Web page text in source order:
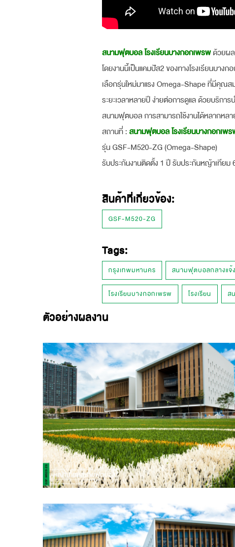
สนามฟุตบอล โรงเรียนบางกอกเพรพด้วยผล
โดยงานนี้เป็นแคมปัส2 ของทางโรงเรียนบาง
เลือกรุ่นใหม่มาแรง Omega-Shape ที่มีคุณ
ระยะเวลาหลายปี ง่ายต่อการดูแล ด้วยบริกา
สนามฟุตบอล การสามารถใช้งานได้หลากหล
สถานที่ : สนามฟุตบอล โรงเรียนบางกอกเพ
รุ่น GSF-M520-ZG (Omega-Shape)
รับประกันงานติดตั้ง 1 ปี รับประกันหญ้าเทียม
สินค้าที่เกี่ยวข้อง:
GSF-M520-ZG
Tags:
กรุงเทพมหานคร สนามฟุตบอลกลางแจ้ง
โรงเรียนบางกอกเพรพ โรงเรียน ส
ตัวอย่างผลงาน